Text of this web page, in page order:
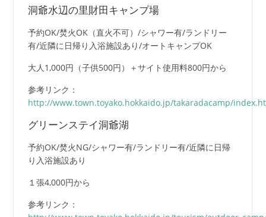
洞爺水辺の里財田キャンプ場
予約OK/焚火OK（直火不可）/シャワー有/ランドリー
有/近隣に日帰り入浴施設あり/オートキャンプOK
大人1,000円（子供500円）＋サイト使用料800円から
参考リンク：
http://www.town.toyako.hokkaido.jp/takaradacamp/
グリーンステイ洞爺湖
予約OK/焚火NG/シャワー有/ランドリー有/近隣に日帰
り入浴施設あり
１張4,000円から
参考リンク：